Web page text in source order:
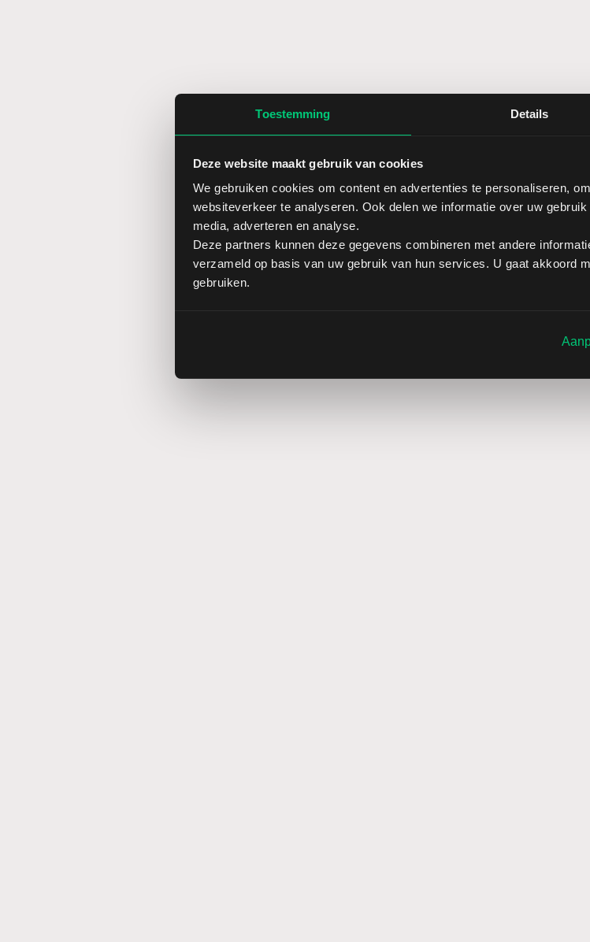
Toestemming Details
Deze website maakt gebruik van cookies
We gebruiken cookies om content en advertenties te personaliseren,
websiteverkeer te analyseren. Ook delen we informatie over uw
media, adverteren en analyse.
Deze partners kunnen deze gegevens combineren met andere
verzameld op basis van uw gebruik van hun services. U gaat akkoord
gebruiken.